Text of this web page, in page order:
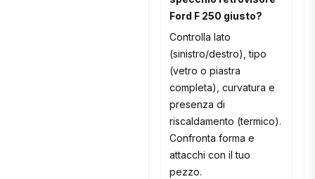
Ford F 250 giusto?
Controlla lato
(sinistro/destro), tipo
(vetro o piastra
completa), curvatura e
presenza di
riscaldamento (termico).
Confronta forma e
attacchi con il tuo
pezzo.